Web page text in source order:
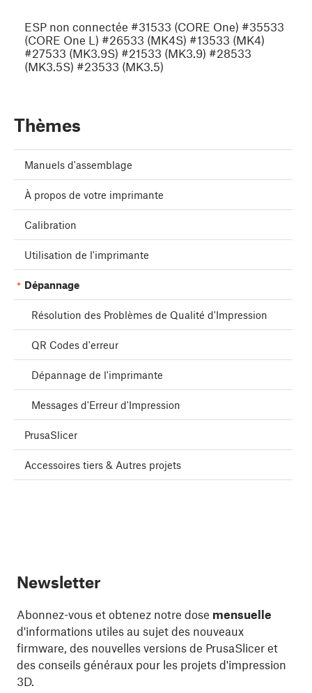
ESP non connectée #31533 (CORE One) #35533
(CORE One L) #26533 (MK4S) #13533 (MK4)
#27533 (MK3.9S) #21533 (MK3.9) #28533
(MK3.5S) #23533 (MK3.5)
Thèmes
Manuels d'assemblage
À propos de votre imprimante
Calibration
Utilisation de l'imprimante
Dépannage
Résolution des Problèmes de Qualité d'Impression
QR Codes d'erreur
Dépannage de l'imprimante
Messages d'Erreur d'Impression
PrusaSlicer
Accessoires tiers & Autres projets
Newsletter
Abonnez-vous et obtenez notre dose mensuelle
d'informations utiles au sujet des nouveaux
firmware, des nouvelles versions de PrusaSlicer et
des conseils généraux pour les projets d'impression
3D.